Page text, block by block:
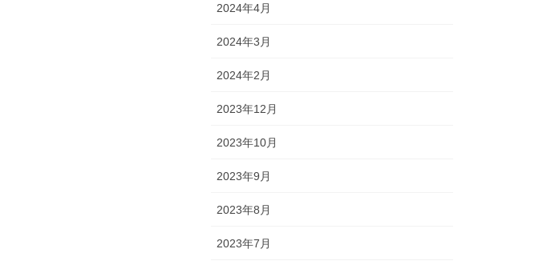
2024年4月
2024年3月
2024年2月
2023年12月
2023年10月
2023年9月
2023年8月
2023年7月